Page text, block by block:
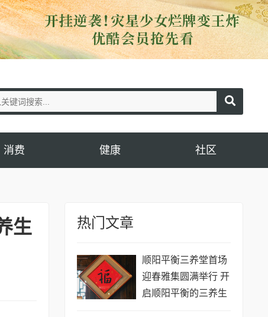
消费 健康 社区
生
热门文章
顺阳平衡三养堂首场
迎春雅集圆满举行 开
启顺阳平衡的三养生